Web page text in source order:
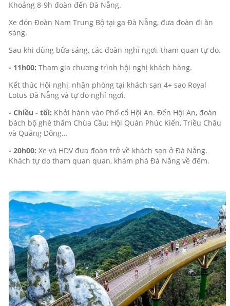
Khoảng 8-9h đoàn đến Đà Nẵng.
Xe đón Đoàn Nam Trung Bộ tại ga Đà Nẵng, đưa đoàn đi ăn
sáng.
Sau khi dùng bữa sáng, các đoàn nghỉ ngơi, tham quan tự do.
- 11h00: Tham gia chương trình hội nghị khách hàng.
Kết thúc Hội nghị, nhận phòng tại khách sạn 4+ sao Royal
Lotus Đà Nẵng và tự do nghỉ ngơi.
- Chiều - tối: Khởi hành vào Phố cổ Hội An. Đến Hội An, đoàn
bách bộ ghé thăm Chùa Cầu; Hội Quán Phúc Kiến, Triều Châu
và Quảng Đông…
- 20h00: Xe và HDV đưa đoàn trở về khách sạn ở Đà Nẵng.
Khách tự do tham quan quan, khám phá Đà Nẵng về đêm.